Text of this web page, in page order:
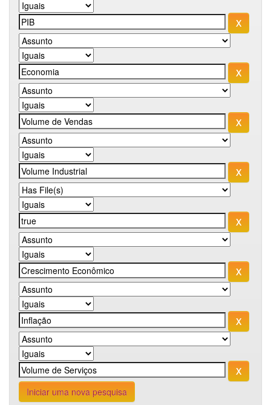
Iniciar uma nova pesquisa